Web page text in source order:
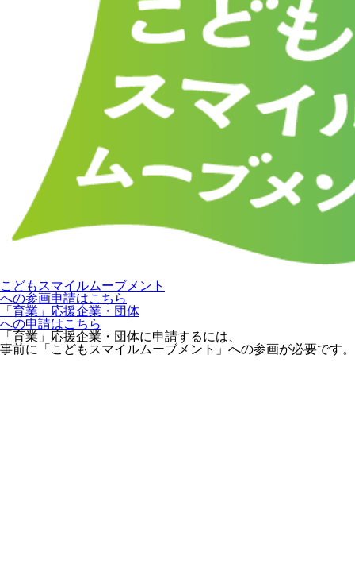
こどもスマイルムーブメント
への参画申請はこちら
「育業」応援企業・団体
への申請はこちら
「育業」応援企業・団体に申請するには、
事前に「こどもスマイルムーブメント」への参画が必要です。